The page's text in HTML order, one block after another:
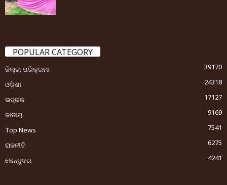
POPULAR CATEGORY
ଜିଲ୍ଲା ପରିକ୍ରମା
39170
ଓଡ଼ିଶା
24318
ଭଦ୍ରକ
17127
ଜାତୀୟ
9169
Top News
7541
ରାଜନୀତି
6275
କେନ୍ଦୁଝର
4241